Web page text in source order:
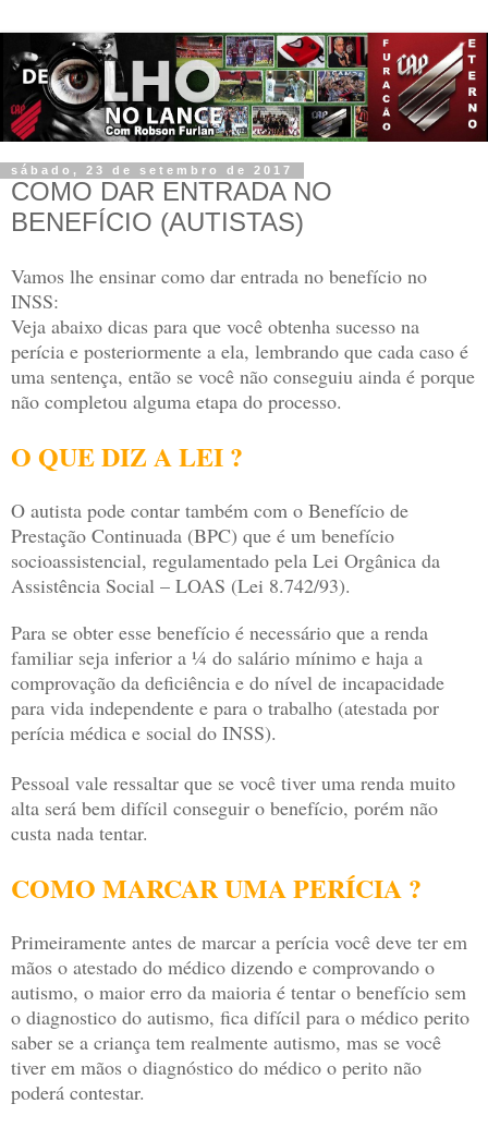
sábado, 23 de setembro de 2017
COMO DAR ENTRADA NO
BENEFÍCIO (AUTISTAS)
Vamos lhe ensinar como dar entrada no benefício no
INSS:
Veja abaixo dicas para que você obtenha sucesso na
perícia e posteriormente a ela, lembrando que cada caso é
uma sentença, então se você não conseguiu ainda é porque
não completou alguma etapa do processo.
O QUE DIZ A LEI ?
O autista pode contar também com o Benefício de
Prestação Continuada (BPC) que é um benefício
socioassistencial, regulamentado pela Lei Orgânica da
Assistência Social – LOAS (Lei 8.742/93).
Para se obter esse benefício é necessário que a renda
familiar seja inferior a ¼ do salário mínimo e haja a
comprovação da deficiência e do nível de incapacidade
para vida independente e para o trabalho (atestada por
perícia médica e social do INSS).
Pessoal vale ressaltar que se você tiver uma renda muito
alta será bem difícil conseguir o benefício, porém não
custa nada tentar.
COMO MARCAR UMA PERÍCIA ?
Primeiramente antes de marcar a perícia você deve ter em
mãos o atestado do médico dizendo e comprovando o
autismo, o maior erro da maioria é tentar o benefício sem
o diagnostico do autismo, fica difícil para o médico perito
saber se a criança tem realmente autismo, mas se você
tiver em mãos o diagnóstico do médico o perito não
poderá contestar.